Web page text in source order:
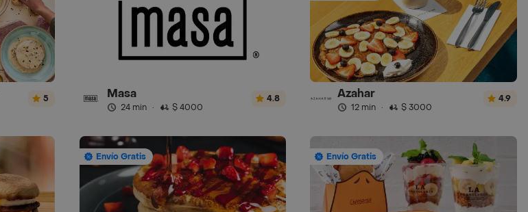
5 Masa
24 min · $ 4000
4.8 Azahar
12 min · $ 3000
4.9
Envío Gratis Envío Gratis